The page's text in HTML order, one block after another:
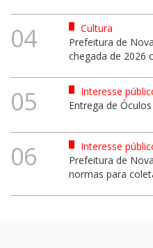
04
Cultura
Prefeitura de
chegada de 2026
05
Interesse
Entrega de
06
Interesse
Prefeitura de
normas para